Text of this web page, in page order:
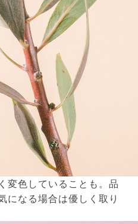
変色していることも。品
になる場合は優しく取り